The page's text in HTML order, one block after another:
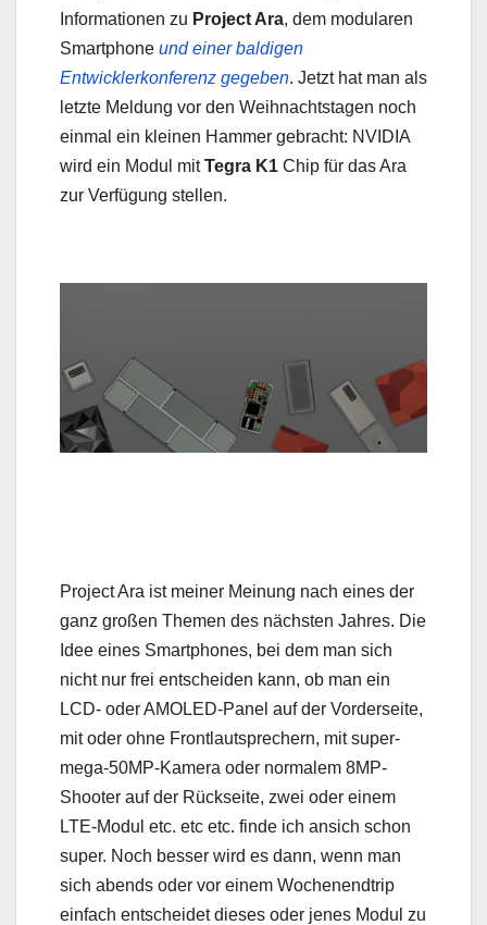
Informationen zu Project Ara, dem modularen
Smartphone und einer baldigen
Entwicklerkonferenz gegeben. Jetzt hat man als
letzte Meldung vor den Weihnachtstagen noch
einmal ein kleinen Hammer gebracht: NVIDIA
wird ein Modul mitTegra K1 Chip für das Ara
zur Verfügung stellen.
Project Ara ist meiner Meinung nach eines der
ganz großen Themen des nächsten Jahres. Die
Idee eines Smartphones, bei dem man sich
nicht nur frei entscheiden kann, ob man ein
LCD- oder AMOLED-Panel auf der Vorderseite,
mit oder ohne Frontlautsprechern, mit super-
mega-50MP-Kamera oder normalem 8MP-
Shooter auf der Rückseite, zwei oder einem
LTE-Modul etc. etc etc. finde ich ansich schon
super. Noch besser wird es dann, wenn man
sich abends oder vor einem Wochenendtrip
einfach entscheidet dieses oder jenes Modul zu